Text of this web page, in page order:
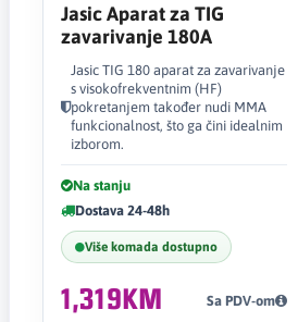
Jasic Aparat za TIG
zavarivanje 180A
Jasic TIG 180 aparat za zavarivanje
s visokofrekventnim (HF)
pokretanjem također nudi MMA
funkcionalnost, što ga čini idealnim
izborom.
Na stanju
Dostava 24-48h
Više komada dostupno
1,319KM Sa PDV-om